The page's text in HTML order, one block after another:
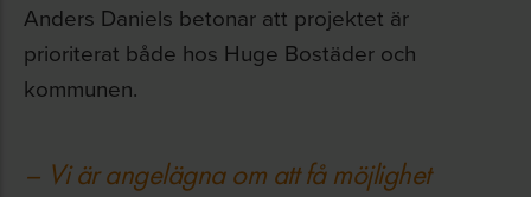
Anders Daniels betonar att projektet är
prioriterat både hos Huge Bostäder och
kommunen.
– Vi är angelägna om att få möjlighet